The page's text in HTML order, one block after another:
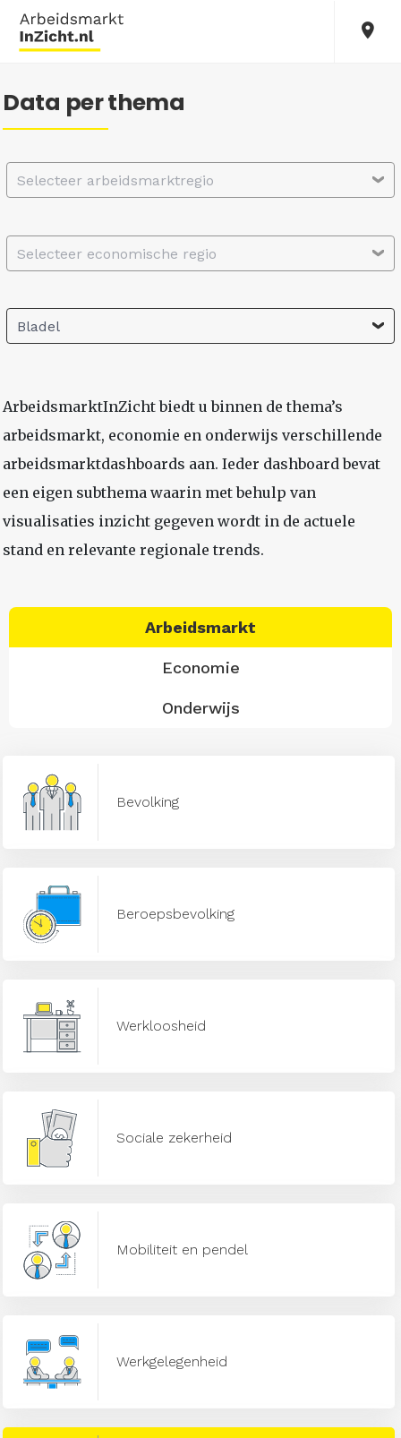
Data per thema
Selecteer arbeidsmarktregio
Selecteer economische regio
Bladel
ArbeidsmarktInZicht biedt u binnen de thema’s
arbeidsmarkt, economie en onderwijs verschillende
arbeidsmarktdashboards aan. Ieder dashboard bevat
een eigen subthema waarin met behulp van
visualisaties inzicht gegeven wordt in de actuele
stand en relevante regionale trends.
Arbeidsmarkt
Economie
Onderwijs
Bevolking
Beroepsbevolking
Werkloosheid
Sociale zekerheid
Mobiliteit en pendel
Werkgelegenheid